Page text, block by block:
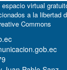
virtual
a la libertad
Commons